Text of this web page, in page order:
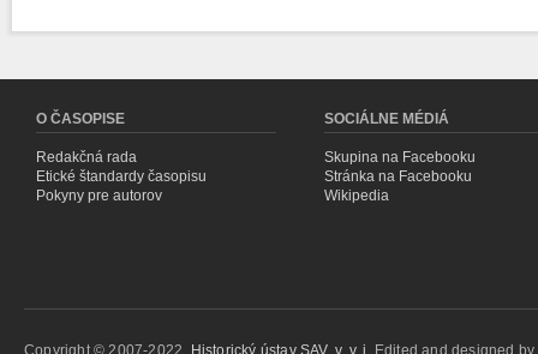
O ČASOPISE
Redakčná rada
Etické štandardy časopisu
Pokyny pre autorov
SOCIÁLNE MÉDIÁ
Skupina na Facebooku
Stránka na Facebooku
Wikipedia